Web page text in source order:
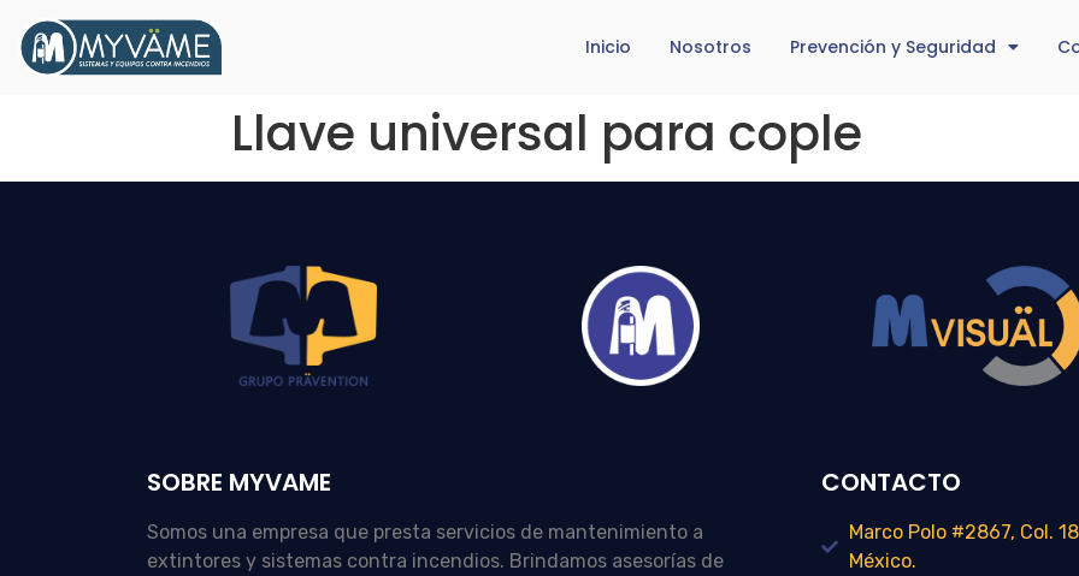
Inicio Nosotros Prevención y Seguridad
Llave universal para cople
SOBRE MYVAME
Somos una empresa que presta servicios de mantenimiento a
extintores y sistemas contra incendios. Brindamos asesorías de
CONTACTO
Marco Polo #2867, Col.
México.